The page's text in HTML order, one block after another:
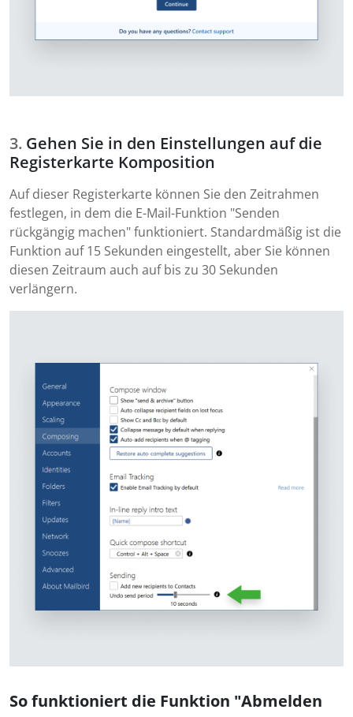
Gehen Sie in den Einstellungen auf die
Registerkarte Komposition
Auf dieser Registerkarte können Sie den Zeitrahmen
festlegen, in dem die E-Mail-Funktion "Senden
rückgängig machen" funktioniert. Standardmäßig ist die
Funktion auf 15 Sekunden eingestellt, aber Sie können
diesen Zeitraum auch auf bis zu 30 Sekunden
verlängern.
So funktioniert die Funktion "Abmelden